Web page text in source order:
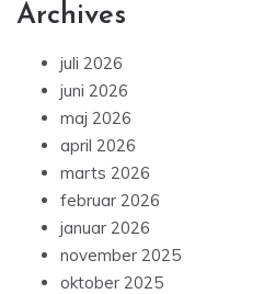
Archives
juli 2026
juni 2026
maj 2026
april 2026
marts 2026
februar 2026
januar 2026
november 2025
oktober 2025